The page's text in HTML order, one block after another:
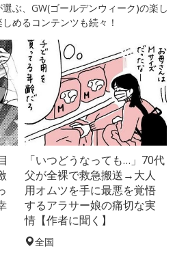
ぶ、GW(ゴールデンウィーク)の楽し
めるコンテンツも続々！
「いつどうなっても…」70代
父が全裸で救急搬送→大人
用オムツを手に最悪を覚悟
するアラサー娘の痛切な実
情【作者に聞く】
全国